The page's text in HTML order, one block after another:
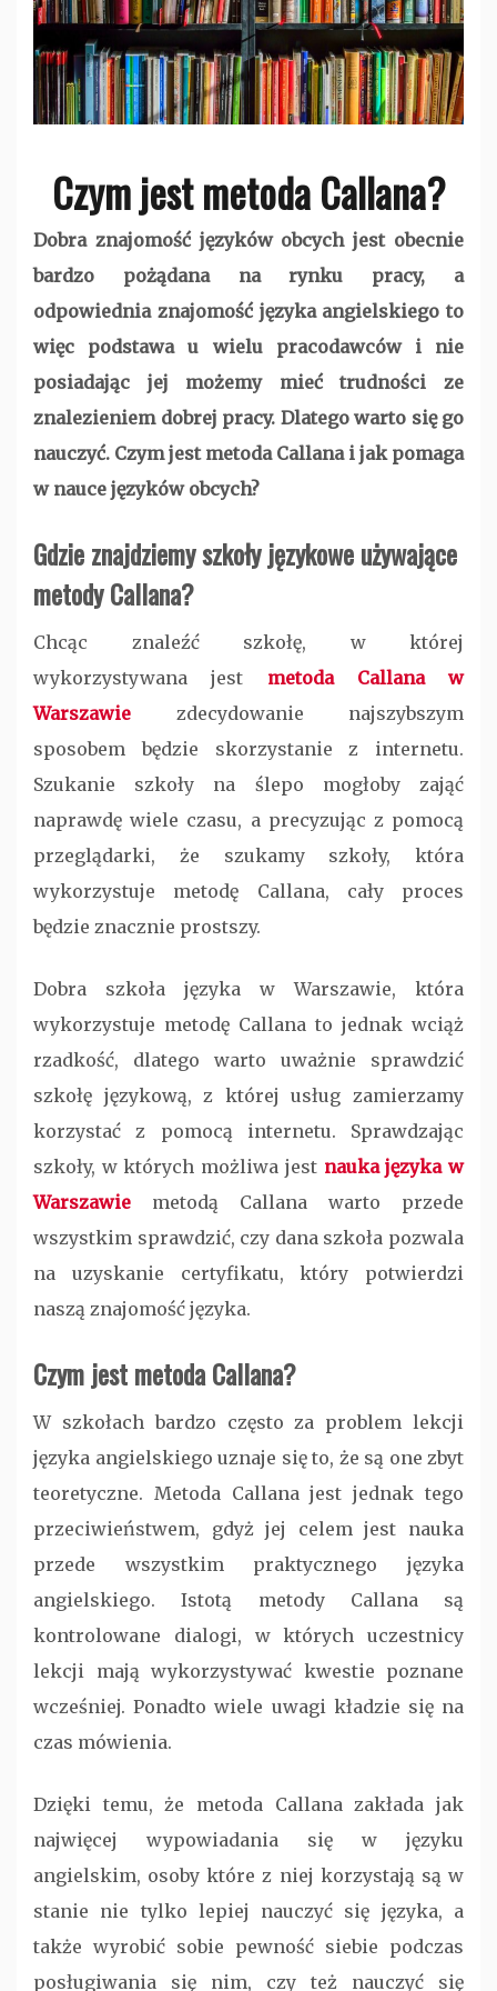
Czym jest metoda Callana?
Dobra znajomość języków obcych jest obecnie
bardzo pożądana na rynku pracy, a
odpowiednia znajomość języka angielskiego to
więc podstawa u wielu pracodawców i nie
posiadając jej możemy mieć trudności ze
znalezieniem dobrej pracy. Dlatego warto się go
nauczyć. Czym jest metoda Callana i jak pomaga
w nauce języków obcych?
Gdzie znajdziemy szkoły językowe używające
metody Callana?
Chcąc znaleźć szkołę, w której
wykorzystywana jest
metoda Callana w
Warszawie
zdecydowanie najszybszym
sposobem będzie skorzystanie z internetu.
Szukanie szkoły na ślepo mogłoby zająć
naprawdę wiele czasu, a precyzując z pomocą
przeglądarki, że szukamy szkoły, która
wykorzystuje metodę Callana, cały proces
będzie znacznie prostszy.
Dobra szkoła języka w Warszawie, która
wykorzystuje metodę Callana to jednak wciąż
rzadkość, dlatego warto uważnie sprawdzić
szkołę językową, z której usług zamierzamy
korzystać z pomocą internetu. Sprawdzając
szkoły, w których możliwa jest nauka języka w
Warszawie metodą Callana warto przede
wszystkim sprawdzić, czy dana szkoła pozwala
na uzyskanie certyfikatu, który potwierdzi
naszą znajomość języka.
Czym jest metoda Callana?
W szkołach bardzo często za problem lekcji
języka angielskiego uznaje się to, że są one zbyt
teoretyczne. Metoda Callana jest jednak tego
przeciwieństwem, gdyż jej celem jest nauka
przede wszystkim praktycznego języka
angielskiego. Istotą metody Callana są
kontrolowane dialogi, w których uczestnicy
lekcji mają wykorzystywać kwestie poznane
wcześniej. Ponadto wiele uwagi kładzie się na
czas mówienia.
Dzięki temu, że metoda Callana zakłada jak
najwięcej wypowiadania się w języku
angielskim, osoby które z niej korzystają są w
stanie nie tylko lepiej nauczyć się języka, a
także wyrobić sobie pewność siebie podczas
posługiwania się nim, czy też nauczyć się